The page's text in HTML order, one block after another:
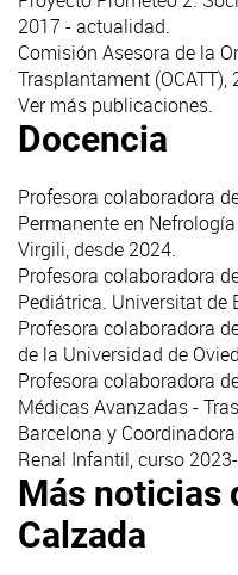
2017 - actualidad.
Comisión Asesora de la
Trasplantament
Ver más publicaciones.
Docencia
Profesora colaboradora
Permanente en
Virgili, desde 2024.
Profesora colaboradora
Pediátrica. Universitat de
Profesora colaboradora
de la Universidad de
Profesora colaboradora
Médicas Avanzadas -
Barcelona y
Renal Infantil, curso
Más noticias
Calzada